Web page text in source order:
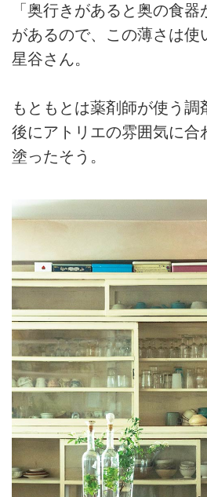
「奥行きがあると奥の食
があるので、この薄さは使
星谷さん。
もともとは薬剤師が使う調
後にアトリエの雰囲気に合
塗ったそう。